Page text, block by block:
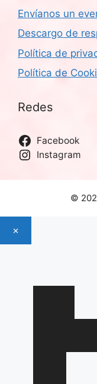
Envíanos un
Descargo de
Política de
Política de
Redes
Facebook
Instagram
©
×